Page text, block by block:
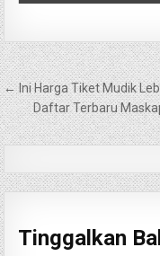
Navigasi
pos
← Ini Harga Tiket Mudik
Daftar Terbaru
Tinggalkan